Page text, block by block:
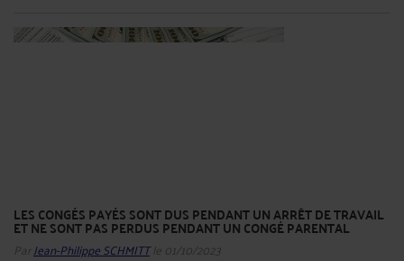
LES CONGÉS PAYÉS SONT DUS PENDANT UN ARRÊT DE TRAVAIL
ET NE SONT PAS PERDUS PENDANT UN CONGÉ PARENTAL
Par Jean-Philippe SCHMITTle 01/10/2023